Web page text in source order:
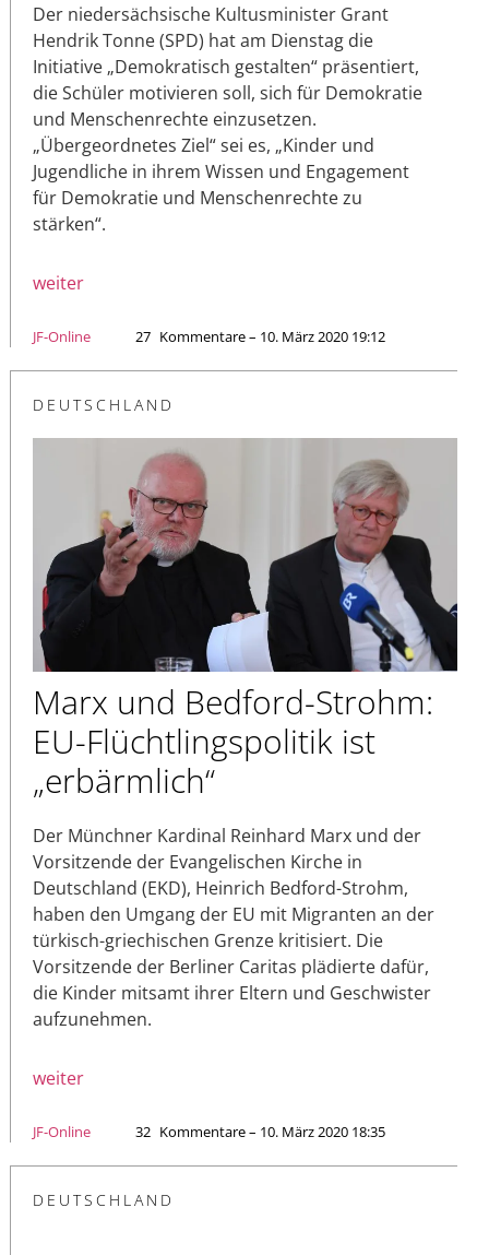
Der niedersächsische Kultusminister Grant
Hendrik Tonne (SPD) hat am Dienstag die
Initiative „Demokratisch gestalten“ präsentiert,
die Schüler motivieren soll, sich für Demokratie
und Menschenrechte einzusetzen.
„Übergeordnetes Ziel“ sei es, „Kinder und
Jugendliche in ihrem Wissen und Engagement
für Demokratie und Menschenrechte zu
stärken“.
weiter
JF-Online 27 Kommentare – 10. März 2020 19:12
DEUTSCHLAND
Marx und Bedford-Strohm:
EU-Flüchtlingspolitik ist
„erbärmlich“
Der Münchner Kardinal Reinhard Marx und der
Vorsitzende der Evangelischen Kirche in
Deutschland (EKD), Heinrich Bedford-Strohm,
haben den Umgang der EU mit Migranten an der
türkisch-griechischen Grenze kritisiert. Die
Vorsitzende der Berliner Caritas plädierte dafür,
die Kinder mitsamt ihrer Eltern und Geschwister
aufzunehmen.
weiter
JF-Online 32 Kommentare – 10. März 2020 18:35
DEUTSCHLAND